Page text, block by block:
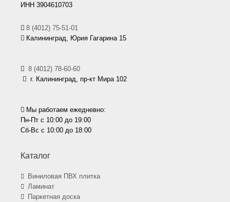
ИНН 3904610703
8 (4012) 75-51-01
Калининград, Юрия Гагарина 15
8 (4012) 78-60-60
г. Калининград, пр-кт Мира 102
Мы работаем ежедневно:
Пн-Пт с 10:00 до 19:00
Сб-Вс с 10:00 до 18:00
Каталог
Виниловая ПВХ плитка
Ламинат
Паркетная доска